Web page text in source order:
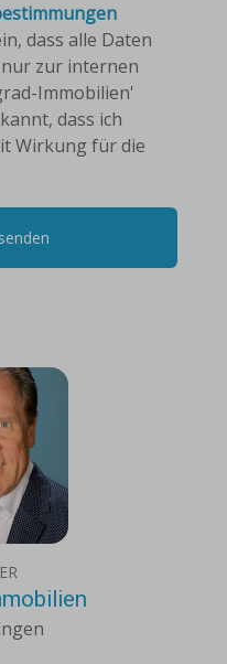
dass alle Daten
zur internen
Immobilien'
dass ich
Wirkung für die